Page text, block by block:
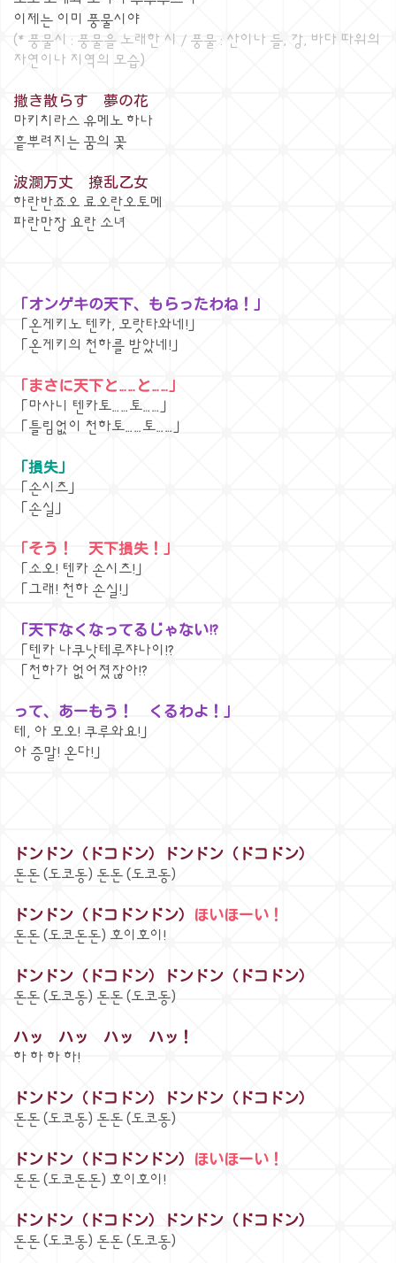
이제는 이미 풍물시야
(* 풍물시 : 풍물을 노래한 시 / 풍물 : 산이나 들, 강, 바다 따위의
자연이나 지역의 모습)
撒き散らす 夢の花
마키치라스 유메노 하나
흩뿌려지는 꿈의 꽃
波瀾万丈 撩乱乙女
하란반죠오 료오란오토메
파란만장 요란 소녀
「オンゲキの天下、もらったわね！」
「온게키노 텐카, 모랏타와네!」
「온게키의 천하를 받았네!」
「まさに天下と……と……」
「마사니 텐카토……토……」
「틀림없이 천하토……토……」
「損失」
「손시츠」
「손실」
「そう！ 天下損失！」
「소오! 텐카 손시츠!」
「그래! 천하 손실!」
「天下なくなってるじゃない!?
「텐카 나쿠낫테루쟈나이!?
「천하가 없어졌잖아!?
って、あーもう！ くるわよ！」
테, 아 모오! 쿠루와요!」
아 증말! 온다!」
ドンドン（ドコドン）ドンドン（ドコドン）
돈돈 (도코동) 돈돈 (도코동)
ドンドン（ドコドンドン） ほいほーい！
돈돈 (도코돈돈) 호이호이!
ドンドン（ドコドン）ドンドン（ドコドン）
돈돈 (도코동) 돈돈 (도코동)
ハッ ハッ ハッ ハッ！
하 하 하 하!
ドンドン（ドコドン）ドンドン（ドコドン）
돈돈 (도코동) 돈돈 (도코동)
ドンドン（ドコドンドン） ほいほーい！
돈돈 (도코돈돈) 호이호이!
ドンドン（ドコドン）ドンドン（ドコドン）
돈돈 (도코동) 돈돈 (도코동)